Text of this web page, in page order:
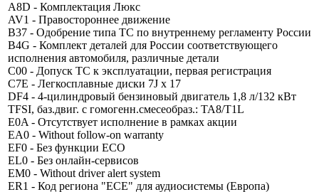
A8D - Комплектация Люкс
AV1 - Правостороннее движение
B37 - Одобрение типа ТС по внутреннему регламенту России
B4G - Комплект деталей для России соответствующего
исполнения автомобиля, различные детали
C00 - Допуск ТС к эксплуатации, первая регистрация
C7E - Легкосплавные диски 7J x 17
DF4 - 4-цилиндровый бензиновый двигатель 1,8 л/132 кВт
TFSI, баз.двиг. с гомогенн.смесеобраз.: TA8/T1L
E0A - Отсутствует исполнение в рамках акции
EA0 - Without follow-on warranty
EF0 - Без функции ECO
EL0 - Без онлайн-сервисов
EM0 - Without driver alert system
ER1 - Код региона "ECE" для аудиосистемы (Европа)